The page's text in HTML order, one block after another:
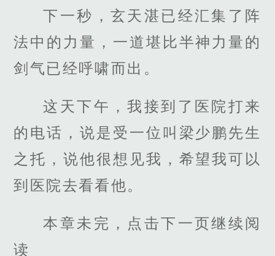
下一秒，玄天湛已经汇集了阵
法中的力量，一道堪比半神力量的
剑气已经呼啸而出。
这天下午，我接到了医院打来
的电话，说是受一位叫梁少鹏先生
之托，说他很想见我，希望我可以
到医院去看看他。
本章未完，点击下一页继续阅
读